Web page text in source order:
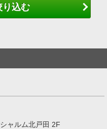
り込む
ャルム北戸田 2F